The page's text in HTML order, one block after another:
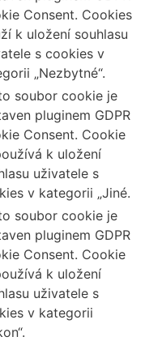
Consent. Cookies
k uložení souhlasu
s cookies v
„Nezbytné“.
soubor cookie je
pluginem GDPR
Consent. Cookie
k uložení
uživatele s
v kategorii „Jiné.
soubor cookie je
pluginem GDPR
Consent. Cookie
k uložení
uživatele s
v kategorii